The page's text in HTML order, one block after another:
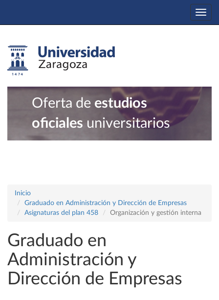
Oferta de estudios
oficiales universitarios
Inicio
Graduado en Administración y Dirección de Empresas
Asignaturas del plan 458
Organización y gestión interna
Graduado en
Administración y
Dirección de Empresas